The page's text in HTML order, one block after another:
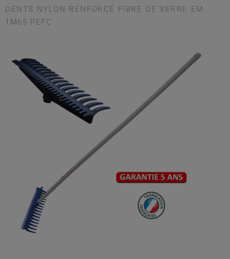
DENTS NYLON RENFORCÉ FIBRE DE VERRE EM
1M65 PEFC